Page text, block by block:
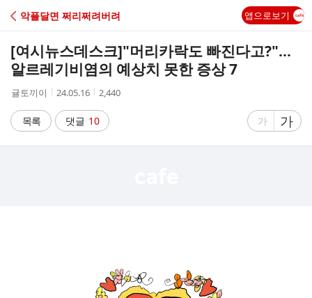
C
A
악플달면 쩌리쩌려버려 앱으로보기
[여시뉴스데스크]"머리카락도 빠진다고?"...
알르레기비염의 예상치 못한 증상 7
작
자
귤토끼이
작
시
간
24.05.16
조
수
2,440
목록 댓글 10
글
가
글
자
가